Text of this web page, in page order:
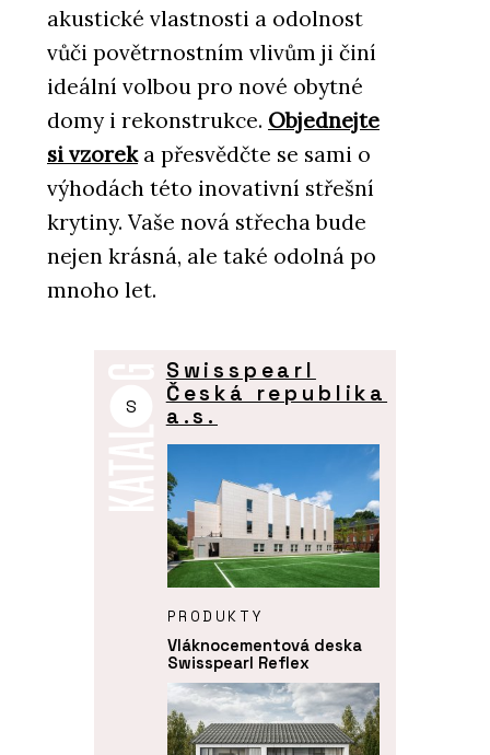
akustické vlastnosti a odolnost
vůči povětrnostním vlivům ji činí
ideální volbou pro nové obytné
domy i rekonstrukce. Objednejte
si vzoreka přesvědčte se sami o
výhodách této inovativní střešní
krytiny. Vaše nová střecha bude
nejen krásná, ale také odolná po
mnoho let.
S
Swisspearl
Česká republika
a.s.
PRODUKTY
Vláknocementová deska
Swisspearl Reflex